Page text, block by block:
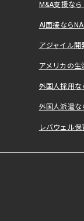
M&A支援な
AI面接なら
アジャイル
アメリカの
外国人採用
外国人派遣な
レバウェル